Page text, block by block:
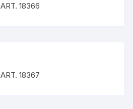
ART. 18366
ART. 18367